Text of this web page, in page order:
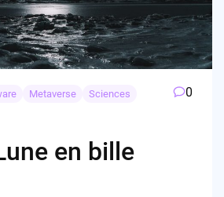
Metaverse
Sciences
0
en bille